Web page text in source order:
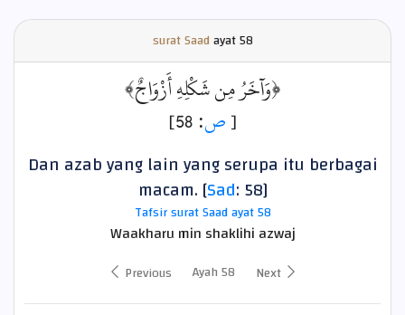
surat Saadayat58
﴿وَآخَرُ مِن شَكْلِهِ أَزْوَاجٌ﴾
[ص: 58]
Dan azab yang lain yang serupa itu berbagai
macam. [Sad: 58]
Tafsir surat Saad ayat 58
Waakharu min shaklihi azwaj
Previous Ayah 58 Next